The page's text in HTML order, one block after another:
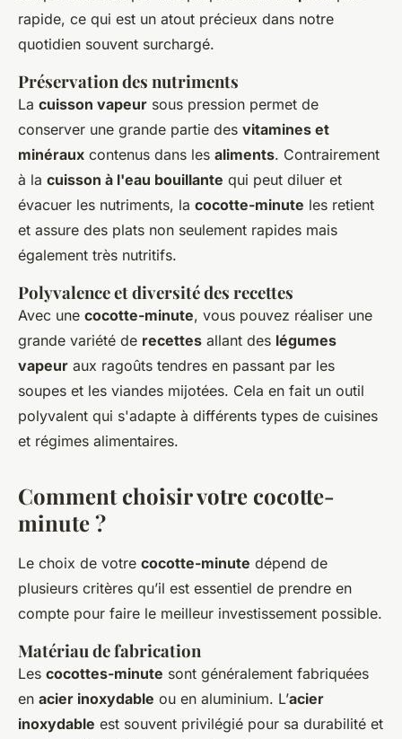
rapide, ce qui est un atout précieux dans notre
quotidien souvent surchargé.
Préservation des nutriments
La cuisson vapeur sous pression permet de
conserver une grande partie des vitamines et
minéraux contenus dans les aliments. Contrairement
à la cuisson à l'eau bouillante qui peut diluer et
évacuer les nutriments, la cocotte-minute les retient
et assure des plats non seulement rapides mais
également très nutritifs.
Polyvalence et diversité des recettes
Avec une cocotte-minute, vous pouvez réaliser une
grande variété de recettes allant des légumes
vapeur aux ragoûts tendres en passant par les
soupes et les viandes mijotées. Cela en fait un outil
polyvalent qui s'adapte à différents types de cuisines
et régimes alimentaires.
Comment choisir votre cocotte-
minute ?
Le choix de votre cocotte-minute dépend de
plusieurs critères qu’il est essentiel de prendre en
compte pour faire le meilleur investissement possible.
Matériau de fabrication
Les cocottes-minute sont généralement fabriquées
en acier inoxydable ou en aluminium. L’acier
inoxydable est souvent privilégié pour sa durabilité et